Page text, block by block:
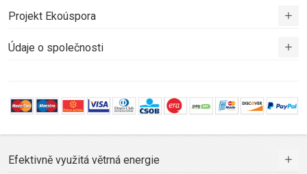
Projekt Ekoúspora
Údaje o společnosti
Efektivně využitá větrná energie